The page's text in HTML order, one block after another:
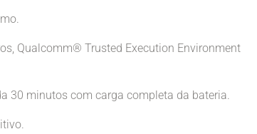
Qualcomm® Trusted Execution Environment
30 minutos com carga completa da bateria.